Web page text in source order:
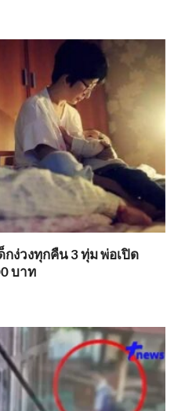
กง่วงทุกคืน 3 ทุ่ม พ่อเปิด
บาท